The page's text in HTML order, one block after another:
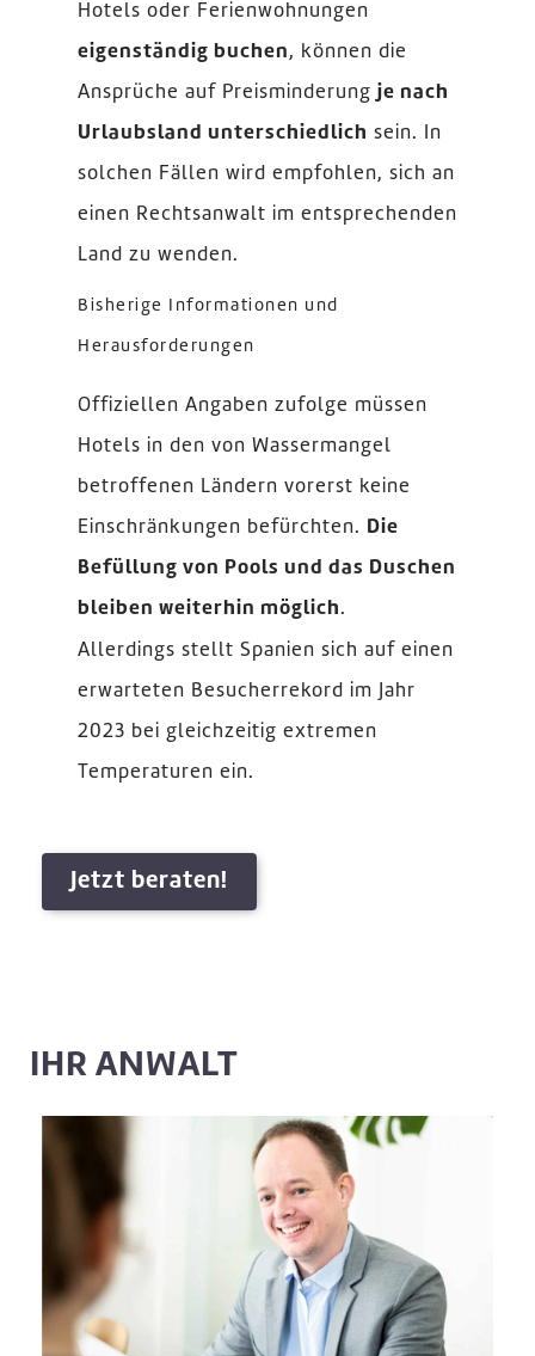
Hotels oder Ferienwohnungen
eigenständig buchen, können die
Ansprüche auf Preisminderung je nach
Urlaubsland unterschiedlich sein. In
solchen Fällen wird empfohlen, sich an
einen Rechtsanwalt im entsprechenden
Land zu wenden.
Bisherige Informationen und
Herausforderungen
Offiziellen Angaben zufolge müssen
Hotels in den von Wassermangel
betroffenen Ländern vorerst keine
Einschränkungen befürchten. Die
Befüllung von Pools und das Duschen
bleiben weiterhin möglich.
Allerdings stellt Spanien sich auf einen
erwarteten Besucherrekord im Jahr
2023 bei gleichzeitig extremen
Temperaturen ein.
Jetzt beraten!
IHR ANWALT